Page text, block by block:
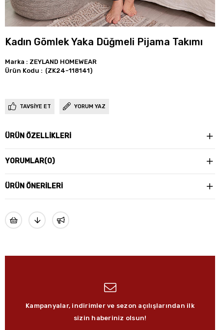
Kadın Gömlek Yaka Düğmeli Pijama Takımı
Marka : ZEYLAND HOMEWEAR
(ZK24-118141)
TAVSIYE ET YORUM YAZ
ÜRÜN ÖZELLIKLERI
YORUMLAR(0)
ÜRÜN ÖNERILERI
Kampanyalar, indirimler ve sezon açılışlarından ilk
sizin haberiniz olsun!